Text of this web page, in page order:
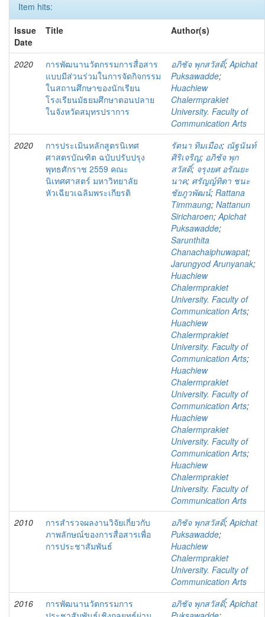
Item hits:
Issue
Date
Title Author(s)
2020
การพัฒนานวัตกรรมการสื่อสาร
แบบมีส่วนร่วมในการจัดกิจกรรม
ในสถานศึกษาของนักเรียน
โรงเรียนมัธยมศึกษาตอนปลาย
ในจังหวัดสมุทรปราการ
อภิชัจ พุกสวัสดิ์;Apichat
Puksawadde;
Huachiew
Chalermprakiet
University. Faculty of
Communication Arts
2020
การประเมินหลักสูตรนิเทศ
ศาสตรบัณฑิต ฉบับปรับปรุง
พุทธศักราช 2559 คณะ
นิเทศศาสตร์ มหาวิทยาลัย
หัวเฉียวเฉลิมพระเกียรติ
รัตนา ทิมเมือง; ณัฐนันท์
ศิริเจริญ; อภิชัจ พุก
สวัสดิ์; จรุงยศ อรัณยะ
นาค; ศรัญญ์ทิตา ชนะ
ชัยภูวพัฒน์; Rattana
Timmaung; Nattanun
Siricharoen;Apichat
Puksawadde;
Sarunthita
Chanachaiphuwapat;
Jarungyod Arunyanak;
Huachiew
Chalermprakiet
University. Faculty of
Communication Arts;
Huachiew
Chalermprakiet
University. Faculty of
Communication Arts;
Huachiew
Chalermprakiet
University. Faculty of
Communication Arts;
Huachiew
Chalermprakiet
University. Faculty of
Communication Arts;
Huachiew
Chalermprakiet
University. Faculty of
Communication Arts
2010
การสำรวจผลงานวิจัยเกี่ยวกับ
ภาพลักษณ์ของการสื่อสารเพื่อ
การประชาสัมพันธ์
อภิชัจ พุกสวัสดิ์;Apichat
Puksawadde;
Huachiew
Chalermprakiet
University. Faculty of
Communication Arts
2016
การพัฒนานวัตกรรมการ
อภิชัจ พุกสวัสดิ์;Apichat